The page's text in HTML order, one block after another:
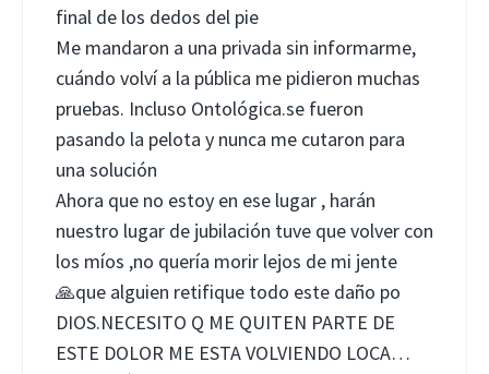
final de los dedos del pie
Me mandaron a una privada sin informarme,
cuándo volví a la pública me pidieron muchas
pruebas. Incluso Ontológica.se fueron
pasando la pelota y nunca me cutaron para
una solución
Ahora que no estoy en ese lugar , harán
nuestro lugar de jubilación tuve que volver con
los míos ,no quería morir lejos de mi jente
🙏que alguien retifique todo este daño po
DIOS.NECESITO Q ME QUITEN PARTE DE
ESTE DOLOR ME ESTA VOLVIENDO LOCA…